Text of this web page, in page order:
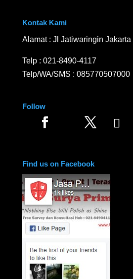
Kontak Kami
Alamat : Jl Jatiwaringin Jakarta
Telp : 021-8490-4117
Telp/WA/SMS : 085770507000
Follow
Find us on Facebook